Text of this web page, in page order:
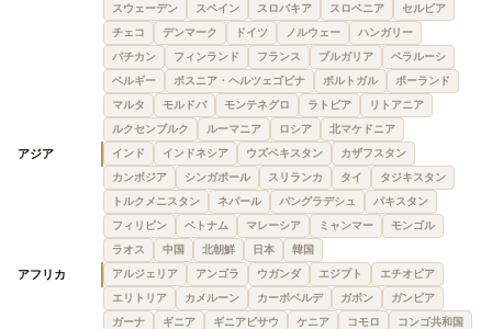
スウェーデン
スペイン スロバキア スロベニア
セルビア
チェコ
デンマーク ドイツ ノルウェー
ハンガリー
バチカン
フィンランド フランス ブルガリア
ベラルーシ
ベルギー
ボスニア・ヘルツェゴビナ ポルトガル
ポーランド
マルタ
モルドバ モンテネグロ ラトビア
リトアニア
ルクセンブルク
ルーマニア ロシア 北マケドニア
アジア インド インドネシア ウズベキスタン
カザフスタン
カンボジア
シンガポール スリランカ タイ
タジキスタン
トルクメニスタン
ネパール バングラデシュ
パキスタン
フィリピン
ベトナム マレーシア ミャンマー
モンゴル
ラオス
中国 北朝鮮 日本 韓国
アフリカ アルジェリア アンゴラ ウガンダ エジプト
エチオピア
エリトリア
カメルーン カーボベルデ ガボン
ガンビア
ガーナ
ギニア ギニアビサウ ケニア コモロ
コンゴ共和国